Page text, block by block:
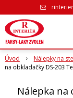
Úvod Nálepky na
na obkladačky DS-203
Nálepka na